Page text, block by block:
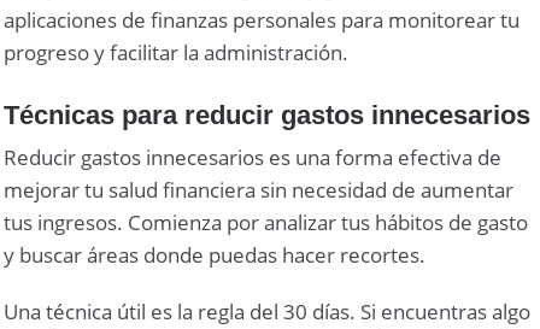
aplicaciones de finanzas personales para monitorear tu
progreso y facilitar la administración.
Técnicas para reducir gastos innecesarios
Reducir gastos innecesarios es una forma efectiva de
mejorar tu salud financiera sin necesidad de aumentar
tus ingresos. Comienza por analizar tus hábitos de gasto
y buscar áreas donde puedas hacer recortes.
Una técnica útil es la regla del 30 días. Si encuentras algo